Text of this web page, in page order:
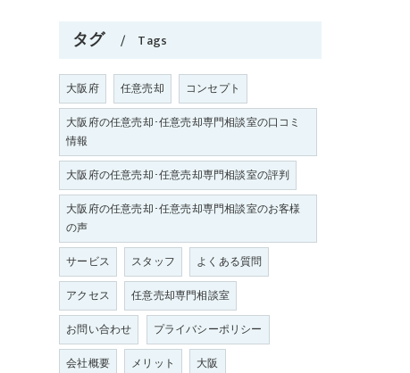
タグ Tags
大阪府 任意売却
コンセプト
大阪府の任意売却･任意売却専門相談室の口コミ
情報
大阪府の任意売却･任意売却専門相談室の評判
大阪府の任意売却･任意売却専門相談室のお客様
の声
サービス
スタッフ
よくある質問
アクセス
任意売却専門相談室
お問い合わせ
プライバシーポリシー
会社概要
メリット
大阪